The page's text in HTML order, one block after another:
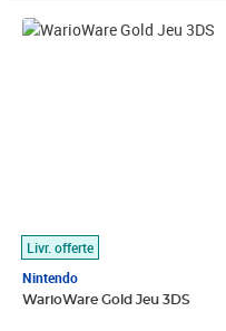
Livr. offerte
Nintendo
WarioWare Gold Jeu 3DS
Prix 51,97€